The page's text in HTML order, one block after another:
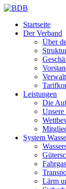
Startseite
Der Verband
Über
Leistungen
Die
Unsere
System
Lärm